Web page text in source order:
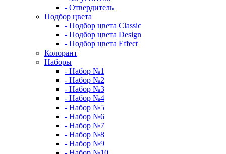
- Отвердитель
Подбор цвета
- Подбор цвета Classic
- Подбор цвета Design
- Подбор цвета Effect
Колорант
Наборы
- Набор №1
- Набор №2
- Набор №3
- Набор №4
- Набор №5
- Набор №6
- Набор №7
- Набор №8
- Набор №9